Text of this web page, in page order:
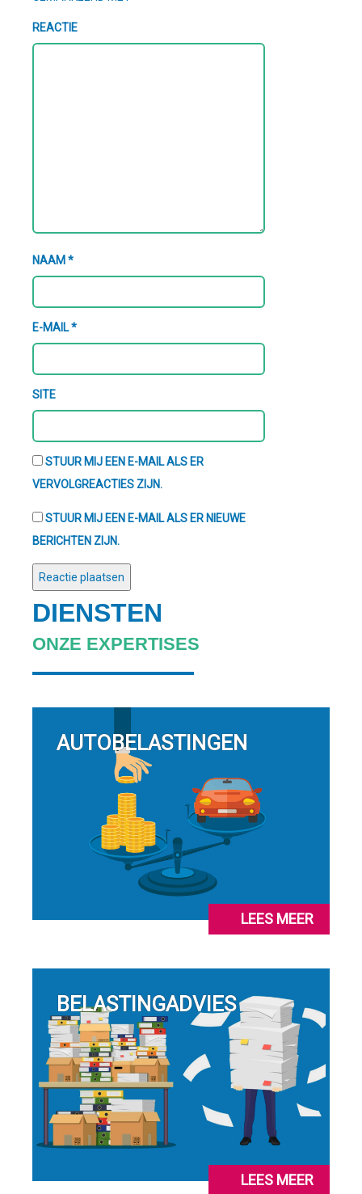
REACTIE
NAAM *
E-MAIL*
SITE
STUUR MIJ EEN E-MAIL ALS ER
VERVOLGREACTIES ZIJN.
STUUR MIJ EEN E-MAIL ALS ER NIEUWE
BERICHTEN ZIJN.
DIENSTEN
ONZE EXPERTISES
AUTOBELASTINGEN
LEES MEER
BELASTINGADVIES
LEES MEER